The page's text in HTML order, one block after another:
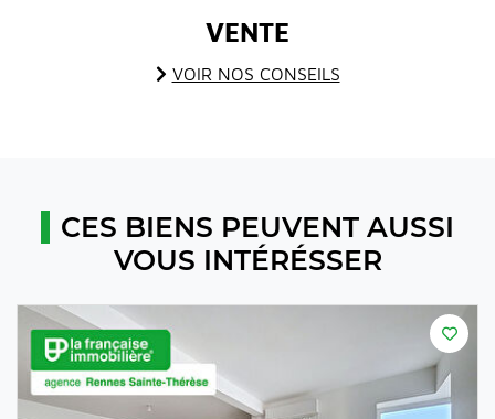
VENTE
VOIR NOS CONSEILS
CES BIENS PEUVENT AUSSI
VOUS INTÉRÉSSER